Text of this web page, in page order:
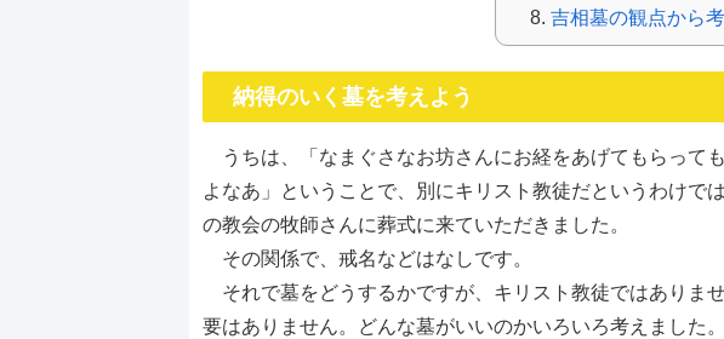
吉相墓の観点から
納得のいく墓を考えよう
うちは、「なまぐさなお坊さんにお経をあげてもらって
よなあ」ということで、別にキリスト教徒だというわけで
の教会の牧師さんに葬式に来ていただきました。
その関係で、戒名などはなしです。
それで墓をどうするかですが、キリスト教徒ではありま
要はありません。どんな墓がいいのかいろいろ考えました。